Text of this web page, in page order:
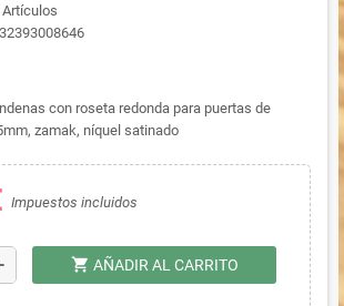
Artículos
con roseta redonda para puertas de
zamak, níquel satinado
Impuestos incluidos
shopping_cart AÑADIR AL CARRITO